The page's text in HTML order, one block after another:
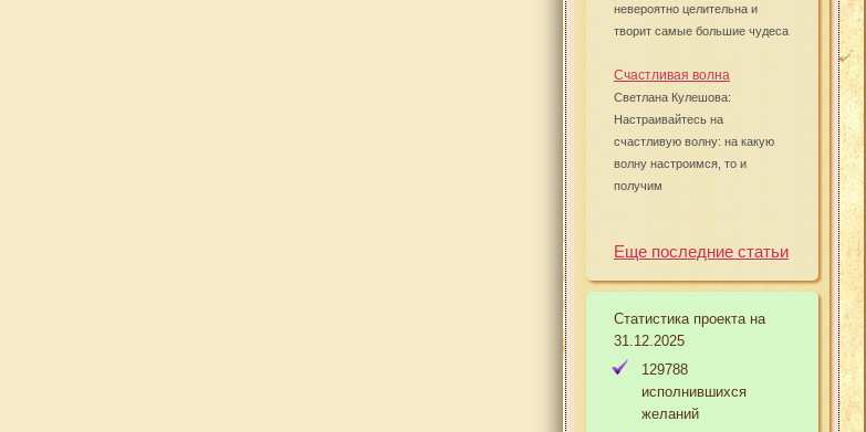
невероятно целительна и
творит самые большие чудеса
Счастливая волна
Светлана Кулешова:
Настраивайтесь на
счастливую волну: на какую
волну настроимся, то и
получим
Еще последние статьи
Статистика проекта на
31.12.2025
129788
исполнившихся
желаний